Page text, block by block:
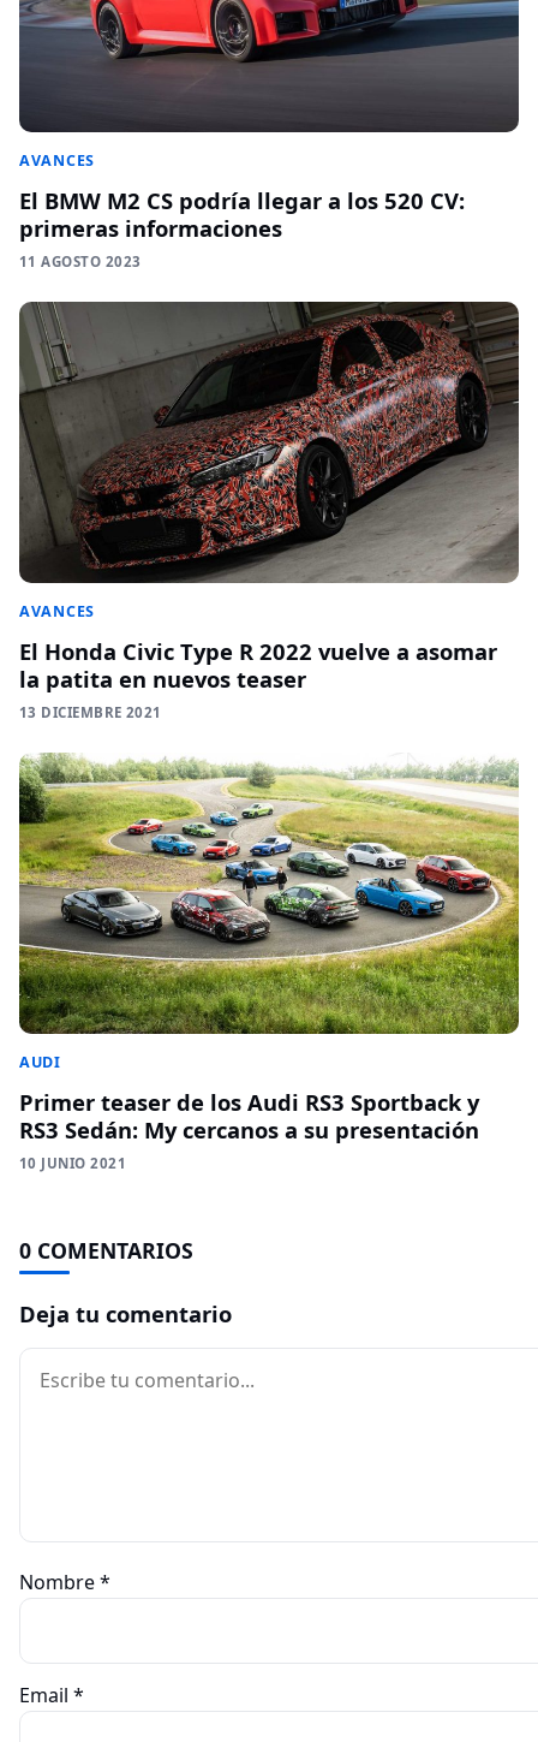
AVANCES
El BMW M2 CS podría llegar a los 520 CV:
primeras informaciones
11 AGOSTO 2023
AVANCES
El Honda Civic Type R 2022 vuelve a asomar
la patita en nuevos teaser
13 DICIEMBRE 2021
AUDI
Primer teaser de los Audi RS3 Sportback y
RS3 Sedán: My cercanos a su presentación
10 JUNIO 2021
0 COMENTARIOS
Deja tu comentario
Comentario
Nombre*
Email *